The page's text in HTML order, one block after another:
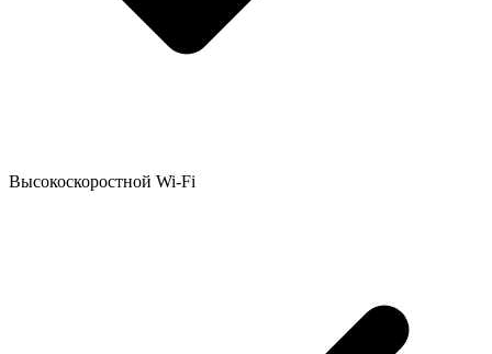
Высокоскоростной Wi-Fi